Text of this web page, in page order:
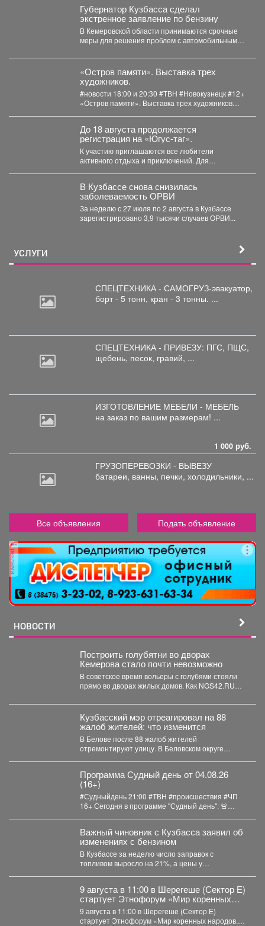
Губернатор Кузбасса сделал
экстренное заявление по бензину
В Кемеровской области принимаются срочные
меры для решения проблем с автомобильным
«Остров памяти». Выставка трех
художников.
#новости 18:00 и 20:30 #ТВН #Новокузнецк #12+
«Остров памяти». Выставка трех художников
До 18 августа продолжается
регистрация на «Югус-таг».
К участию приглашаются все любители
активного отдыха и приключений. Для
В Кузбассе снова снизилась
заболеваемость ОРВИ
За неделю с 27 июля по 2 августа в Кузбассе
зарегистрировано 3,9 тысячи случаев ОРВИ...
УСЛУГИ
СПЕЦТЕХНИКА - САМОГРУЗ-эвакуатор,
борт - 5 тонн, кран - 3 тонны. ...
СПЕЦТЕХНИКА - ПРИВЕЗУ: ПГС, ПЩС,
щебень, песок, гравий, ...
ИЗГОТОВЛЕНИЕ МЕБЕЛИ - МЕБЕЛЬ
на заказ по вашим размерам! ...
1 000 руб.
ГРУЗОПЕРЕВОЗКИ - ВЫВЕЗУ
батареи, ванны, печки, холодильники, ...
Все объявления Подать объявление
реклама
НОВОСТИ
Построить голубятни во дворах
Кемерова стало почти невозможно
В советское время вольеры с голубями стояли
прямо во дворах жилых домов. Как NGS42.RU
Кузбасский мэр отреагировал на 88
жалоб жителей: что изменится
В Белове после 88 жалоб жителей
отремонтируют улицу. В Беловском округе
Программа Судный день от 04.08.26
(16+)
#Судныйдень 21:00 #ТВН #происшествия #ЧП
16+ Сегодня в программе "Судный день": 🚨
Важный чиновник с Кузбасса заявил об
изменениях с бензином
В Кузбассе за неделю число заправок с
топливом выросло на 21%, а цены у
9 августа в 11:00 в Шерегеше (Сектор Е)
стартует Этнофорум «Мир коренных
народов.
9 августа в 11:00 в Шерегеше (Сектор Е)
стартует Этнофорум «Мир коренных народов.